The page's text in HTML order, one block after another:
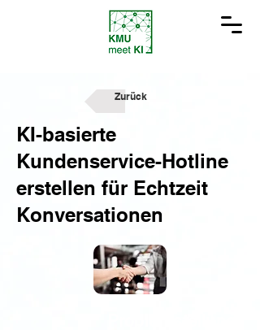
Zurück
KI-basierte
Kundenservice-Hotline
erstellen für Echtzeit
Konversationen